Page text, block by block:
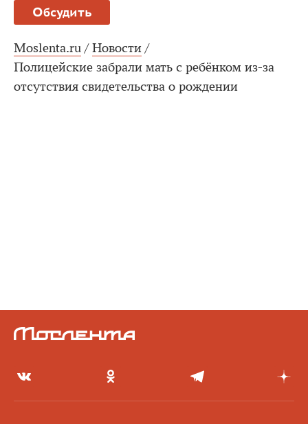
Обсудить
Moslenta.ru / Новости /
Полицейские забрали мать с ребёнком из-за
отсутствия свидетельства о рождении